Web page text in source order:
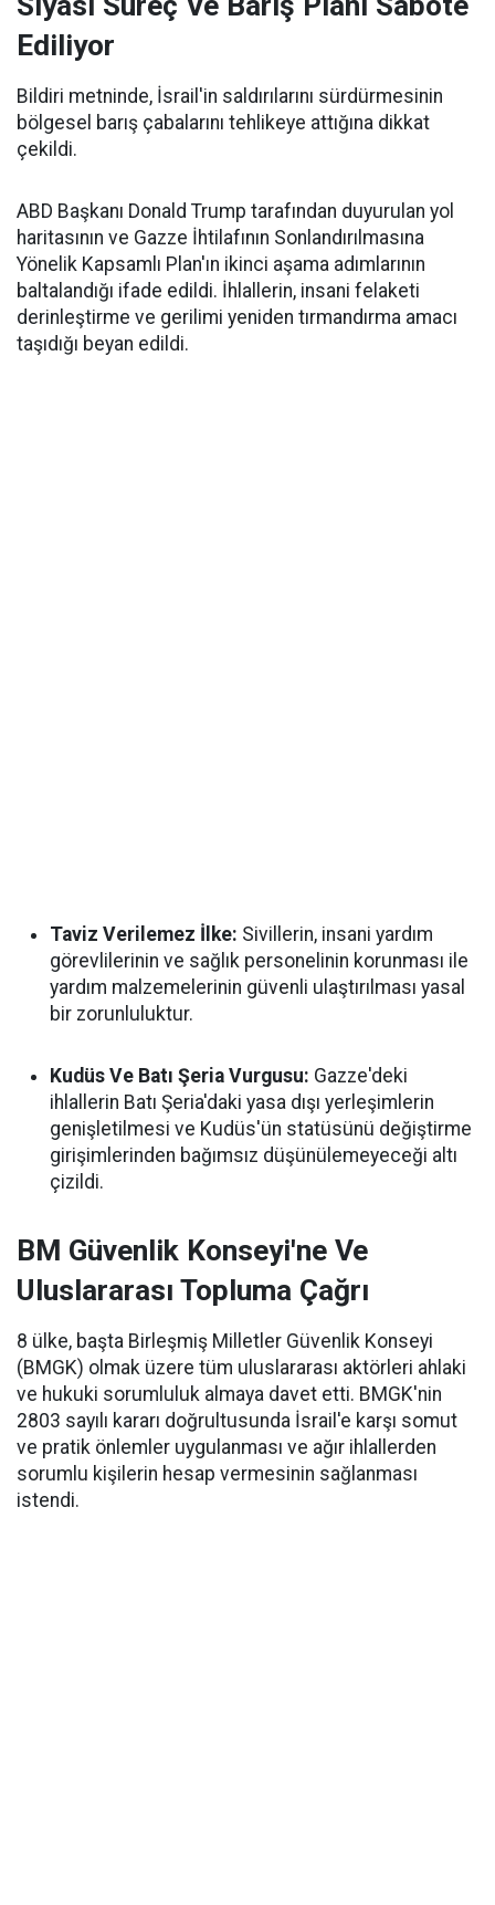
Ediliyor
Bildiri metninde, İsrail'in saldırılarını sürdürmesinin
bölgesel barış çabalarını tehlikeye attığına dikkat
çekildi.
ABD Başkanı Donald Trump tarafından duyurulan yol
haritasının ve Gazze İhtilafının Sonlandırılmasına
Yönelik Kapsamlı Plan'ın ikinci aşama adımlarının
baltalandığı ifade edildi. İhlallerin, insani felaketi
derinleştirme ve gerilimi yeniden tırmandırma amacı
taşıdığı beyan edildi.
Taviz Verilemez İlke: Sivillerin, insani yardım
görevlilerinin ve sağlık personelinin korunması ile
yardım malzemelerinin güvenli ulaştırılması yasal
bir zorunluluktur.
Kudüs Ve Batı Şeria Vurgusu: Gazze'deki
ihlallerin Batı Şeria'daki yasa dışı yerleşimlerin
genişletilmesi ve Kudüs'ün statüsünü değiştirme
girişimlerinden bağımsız düşünülemeyeceği altı
çizildi.
BM Güvenlik Konseyi'ne Ve
Uluslararası Topluma Çağrı
8 ülke, başta Birleşmiş Milletler Güvenlik Konseyi
(BMGK) olmak üzere tüm uluslararası aktörleri ahlaki
ve hukuki sorumluluk almaya davet etti. BMGK'nin
2803 sayılı kararı doğrultusunda İsrail'e karşı somut
ve pratik önlemler uygulanması ve ağır ihlallerden
sorumlu kişilerin hesap vermesinin sağlanması
istendi.